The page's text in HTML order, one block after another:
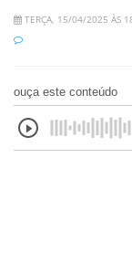
TERÇA, 15/04/2025 ÀS
ouça este conteúdo